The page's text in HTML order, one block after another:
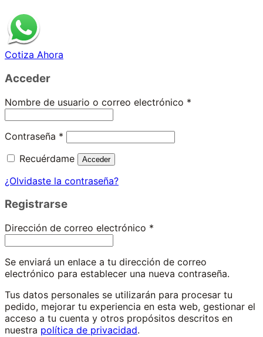
Cotiza Ahora
Acceder
Nombre de usuario o correo electrónico *
Contraseña * Obligatorio
Recuérdame
Acceder
¿Olvidaste la contraseña?
Registrarse
Dirección de correo electrónico *
Se enviará un enlace a tu dirección de correo
electrónico para establecer una nueva contraseña.
Tus datos personales se utilizarán para procesar tu
pedido, mejorar tu experiencia en esta web, gestionar el
acceso a tu cuenta y otros propósitos descritos en
nuestra política de privacidad.